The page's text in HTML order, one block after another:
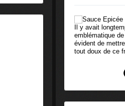
Il y avait
emblématique
évident de
tout doux de ce